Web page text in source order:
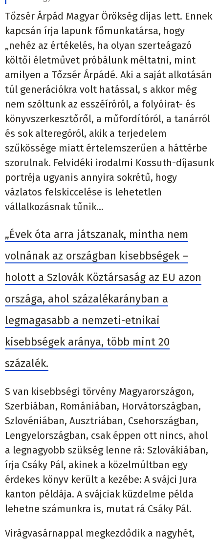
Tőzsér Árpád Magyar Örökség díjas lett. Ennek
kapcsán írja lapunk főmunkatársa, hogy
„nehéz az értékelés, ha olyan szerteágazó
költői életművet próbálunk méltatni, mint
amilyen a Tőzsér Árpádé. Aki a saját alkotásán
túl generációkra volt hatással, s akkor még
nem szóltunk az esszéíróról, a folyóirat- és
könyvszerkesztőről, a műfordítóról, a tanárról
és sok alteregóról, akik a terjedelem
szűkössége miatt értelemszerűen a háttérbe
szorulnak. Felvidéki irodalmi Kossuth-díjasunk
portréja ugyanis annyira sokrétű, hogy
vázlatos felskiccelése is lehetetlen
vállalkozásnak tűnik…
„Évek óta arra játszanak, mintha nem
volnának az országban kisebbségek –
holott a Szlovák Köztársaság az EU azon
országa, ahol százalékarányban a
legmagasabb a nemzeti-etnikai
kisebbségek aránya, több mint 20
százalék.
S van kisebbségi törvény Magyarországon,
Szerbiában, Romániában, Horvátországban,
Szlovéniában, Ausztriában, Csehországban,
Lengyelországban, csak éppen ott nincs, ahol
a legnagyobb szükség lenne rá: Szlovákiában,
írja Csáky Pál, akinek a közelmúltban egy
érdekes könyv került a kezébe: A svájci Jura
kanton példája. A svájciak küzdelme példa
lehetne számunkra is, mutat rá Csáky Pál.
Virágvasárnappal megkezdődik a nagyhét,